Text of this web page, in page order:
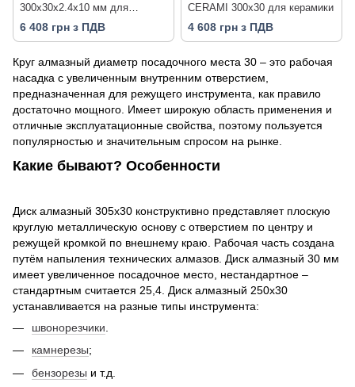
300х30х2.4х10 мм для
глазурованной плитки
(P3230369)
6 408 грн з ПДВ
CERAMI 300х30 для керамики
4 608 грн з ПДВ
Круг алмазный диаметр посадочного места 30 – это рабочая
насадка с увеличенным внутренним отверстием,
предназначенная для режущего инструмента, как правило
достаточно мощного. Имеет широкую область применения и
отличные эксплуатационные свойства, поэтому пользуется
популярностью и значительным спросом на рынке.
Какие бывают? Особенности
Диск алмазный 305х30 конструктивно представляет плоскую
круглую металлическую основу с отверстием по центру и
режущей кромкой по внешнему краю. Рабочая часть создана
путём напыления технических алмазов. Диск алмазный 30 мм
имеет увеличенное посадочное место, нестандартное –
стандартным считается 25,4. Диск алмазный 250х30
устанавливается на разные типы инструмента:
швонорезчики
камнерезы;
бензорезы и т.д.